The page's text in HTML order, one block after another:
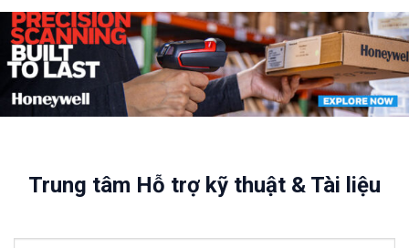
Trung tâm Hỗ trợ kỹ thuật & Tài liệu